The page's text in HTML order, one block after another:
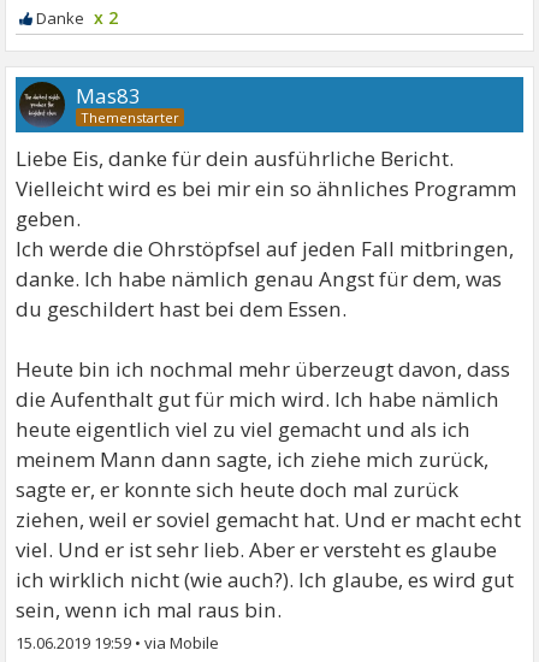
x 2
Mas83
Liebe Eis, danke für dein ausführliche Bericht.
Vielleicht wird es bei mir ein so ähnliches Programm
geben.
Ich werde die Ohrstöpfsel auf jeden Fall mitbringen,
danke. Ich habe nämlich genau Angst für dem, was
du geschildert hast bei dem Essen.
Heute bin ich nochmal mehr überzeugt davon, dass
die Aufenthalt gut für mich wird. Ich habe nämlich
heute eigentlich viel zu viel gemacht und als ich
meinem Mann dann sagte, ich ziehe mich zurück,
sagte er, er konnte sich heute doch mal zurück
ziehen, weil er soviel gemacht hat. Und er macht echt
viel. Und er ist sehr lieb. Aber er versteht es glaube
ich wirklich nicht (wie auch?). Ich glaube, es wird gut
sein, wenn ich mal raus bin.
15.06.2019 19:59 •